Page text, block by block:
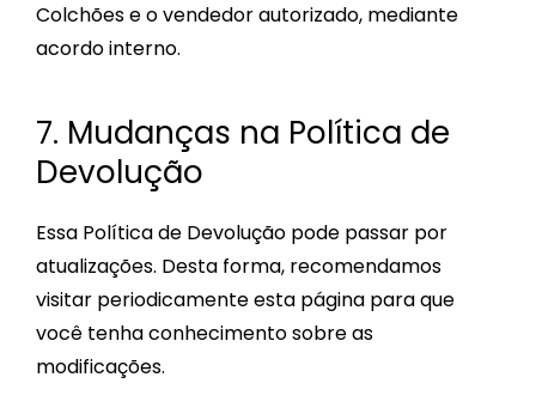
Colchões e o vendedor autorizado, mediante
acordo interno.
7. Mudanças na Política de
Devolução
Essa Política de Devolução pode passar por
atualizações. Desta forma, recomendamos
visitar periodicamente esta página para que
você tenha conhecimento sobre as
modificações.